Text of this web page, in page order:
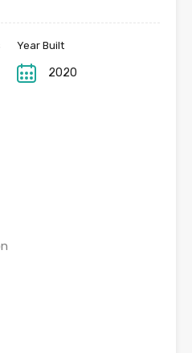
Year Built
2020